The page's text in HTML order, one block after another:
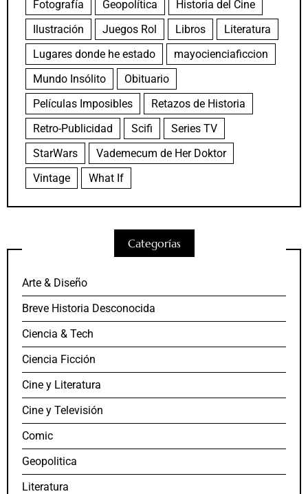
Fotografía
Geopolítica
Historia del Cine
Ilustración
Juegos Rol Libros
Literatura
Lugares donde he estado
mayocienciaficcion
Mundo Insólito
Obituario
Películas Imposibles
Retazos de Historia
Retro-Publicidad
Scifi
Series TV
StarWars
Vademecum de Her Doktor
Vintage
What If
Categorías
Arte & Diseño
Breve Historia Desconocida
Ciencia & Tech
Ciencia Ficción
Cine y Literatura
Cine y Televisión
Comic
Geopolitica
Literatura